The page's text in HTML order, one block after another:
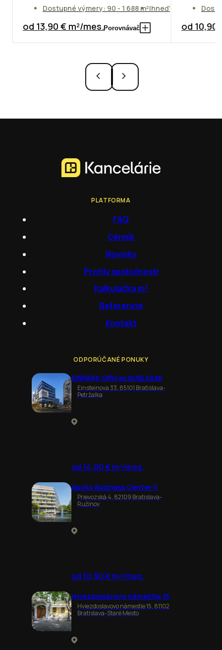
Dostupné výmery: 90 - 1 688 m²Ihneď
od 13,90 € m²/mes.Porovnávač od 10,90
PLATFORMA
FAQ
Cenník
Novinky
Profily spoločností
Kalkulačka m²
Referencie
Kontakt
ODPORÚČANÉ PONUKY
EINPARK Offices SUBLEASE
Einsteinova 33, 85101 Bratislava-
Petržalka
od 14,00 € m²/mes.
Apollo Business Center II
Prievozská 4, 82109 Bratislava-
Ružinov
od 10,90 € m²/mes.
Hviezdoslavovo námestie 15
Hviezdoslavovo námestie 15, 81102
Bratislava-Staré Mesto